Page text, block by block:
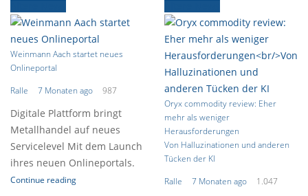
Weinmann Aach startet neues
Onlineportal
Ralle
7 Monaten ago 987
Digitale Plattform bringt
Metallhandel auf neues
Servicelevel Mit dem Launch
ihres neuen Onlineportals.
Continue reading
Oryx commodity review: Eher
mehr als weniger
Herausforderungen
Von Halluzinationen und anderen
Tücken der KI
Ralle
7 Monaten ago 1.047